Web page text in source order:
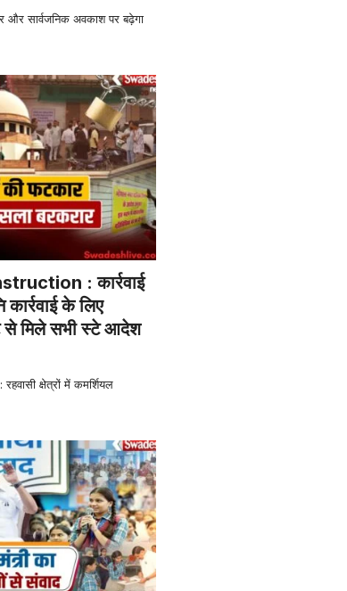
सार्वजनिक अवकाश पर बढ़ेगा
: कार्रवाई
के लिए
से मिले सभी स्टे आदेश
क्षेत्रों में कमर्शियल